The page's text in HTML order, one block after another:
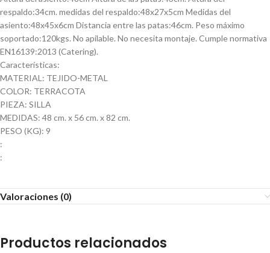
respaldo:34cm. medidas del respaldo:48x27x5cm Medidas del
asiento:48x45x6cm Distancia entre las patas:46cm. Peso máximo
soportado:120kgs. No apilable. No necesita montaje. Cumple normativa
EN16139:2013 (Catering).
Características:
MATERIAL: TEJIDO-METAL
COLOR: TERRACOTA
PIEZA: SILLA
MEDIDAS: 48 cm. x 56 cm. x 82 cm.
PESO (KG): 9
:
:
Valoraciones (0)
Productos relacionados